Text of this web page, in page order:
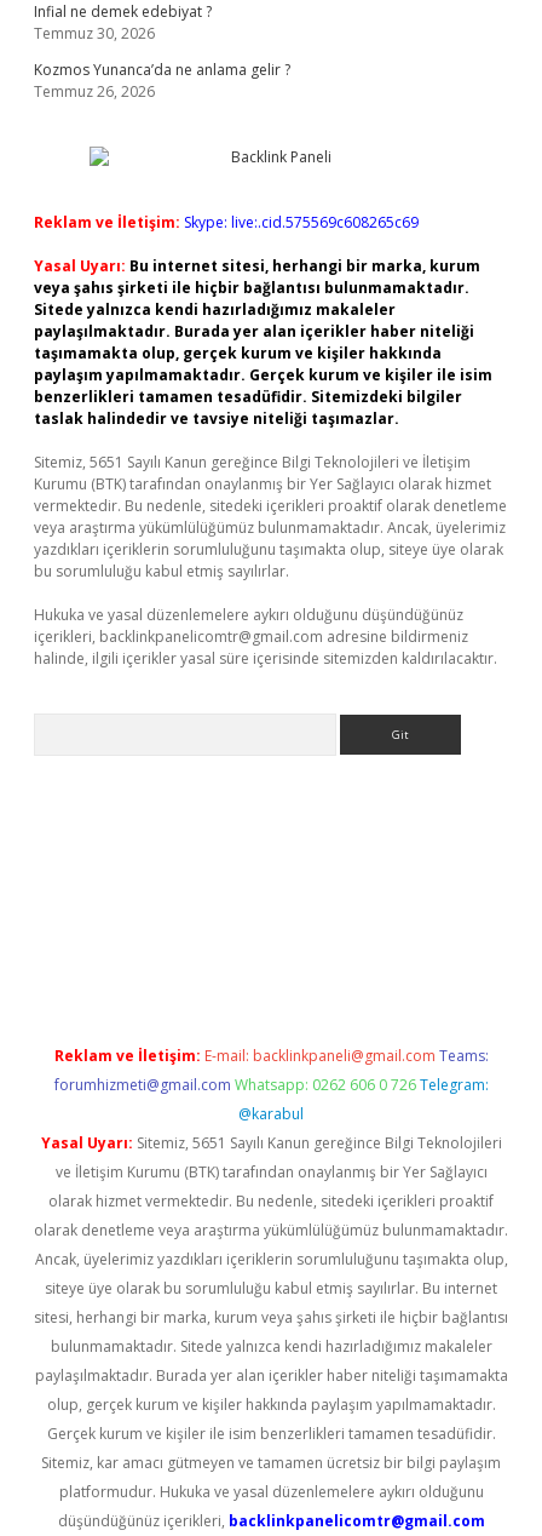
Infial ne demek edebiyat ?
Temmuz 30, 2026
Kozmos Yunanca’da ne anlama gelir ?
Temmuz 26, 2026
Reklam ve İletişim: Skype: live:.cid.575569c608265c69
Yasal Uyarı: Bu internet sitesi, herhangi bir marka, kurum
veya şahıs şirketi ile hiçbir bağlantısı bulunmamaktadır.
Sitede yalnızca kendi hazırladığımız makaleler
paylaşılmaktadır. Burada yer alan içerikler haber niteliği
taşımamakta olup, gerçek kurum ve kişiler hakkında
paylaşım yapılmamaktadır. Gerçek kurum ve kişiler ile isim
benzerlikleri tamamen tesadüfidir. Sitemizdeki bilgiler
taslak halindedir ve tavsiye niteliği taşımazlar.
Sitemiz, 5651 Sayılı Kanun gereğince Bilgi Teknolojileri ve İletişim
Kurumu (BTK) tarafından onaylanmış bir Yer Sağlayıcı olarak hizmet
vermektedir. Bu nedenle, sitedeki içerikleri proaktif olarak denetleme
veya araştırma yükümlülüğümüz bulunmamaktadır. Ancak, üyelerimiz
yazdıkları içeriklerin sorumluluğunu taşımakta olup, siteye üye olarak
bu sorumluluğu kabul etmiş sayılırlar.
Hukuka ve yasal düzenlemelere aykırı olduğunu düşündüğünüz
içerikleri, backlinkpanelicomtr@gmail.com adresine bildirmeniz
halinde, ilgili içerikler yasal süre içerisinde sitemizden kaldırılacaktır.
Reklam ve İletişim: E-mail: backlinkpaneli@gmail.com Teams:
forumhizmeti@gmail.com Whatsapp: 0262 606 0 726 Telegram:
@karabul
Yasal Uyarı: Sitemiz, 5651 Sayılı Kanun gereğince Bilgi Teknolojileri
ve İletişim Kurumu (BTK) tarafından onaylanmış bir Yer Sağlayıcı
olarak hizmet vermektedir. Bu nedenle, sitedeki içerikleri proaktif
olarak denetleme veya araştırma yükümlülüğümüz bulunmamaktadır.
Ancak, üyelerimiz yazdıkları içeriklerin sorumluluğunu taşımakta olup,
siteye üye olarak bu sorumluluğu kabul etmiş sayılırlar. Bu internet
sitesi, herhangi bir marka, kurum veya şahıs şirketi ile hiçbir bağlantısı
bulunmamaktadır. Sitede yalnızca kendi hazırladığımız makaleler
paylaşılmaktadır. Burada yer alan içerikler haber niteliği taşımamakta
olup, gerçek kurum ve kişiler hakkında paylaşım yapılmamaktadır.
Gerçek kurum ve kişiler ile isim benzerlikleri tamamen tesadüfidir.
Sitemiz, kar amacı gütmeyen ve tamamen ücretsiz bir bilgi paylaşım
platformudur. Hukuka ve yasal düzenlemelere aykırı olduğunu
düşündüğünüz içerikleri, backlinkpanelicomtr@gmail.com